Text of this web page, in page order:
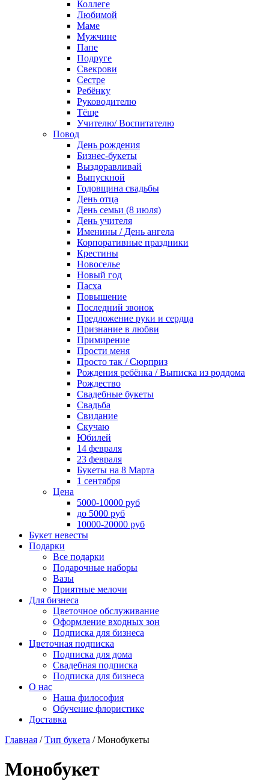
Коллеге
Любимой
Маме
Мужчине
Папе
Подруге
Свекрови
Сестре
Ребёнку
Руководителю
Тёще
Учителю/ Воспитателю
Повод
День рождения
Бизнес-букеты
Выздоравливай
Выпускной
Годовщина свадьбы
День отца
День семьи (8 июля)
День учителя
Именины / День ангела
Корпоративные праздники
Крестины
Новоселье
Новый год
Пасха
Повышение
Последний звонок
Предложение руки и сердца
Признание в любви
Примирение
Прости меня
Просто так / Сюрприз
Рождения ребёнка / Выписка из роддома
Рождество
Свадебные букеты
Свадьба
Свидание
Скучаю
Юбилей
14 февраля
23 февраля
Букеты на 8 Марта
1 сентября
Цена
5000-10000 руб
до 5000 руб
10000-20000 руб
Букет невесты
Подарки
Все подарки
Подарочные наборы
Вазы
Приятные мелочи
Для бизнеса
Цветочное обслуживание
Оформление входных зон
Подписка для бизнеса
Цветочная подписка
Подписка для дома
Свадебная подписка
Подписка для бизнеса
О нас
Наша философия
Обучение флористике
Доставка
Главная / Тип букета /Монобукеты
Монобукет